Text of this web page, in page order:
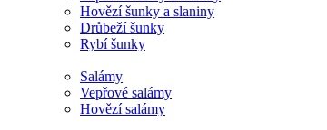
Hovězí šunky a slaniny
Drůbeží šunky
Rybí šunky
Salámy
Vepřové salámy
Hovězí salámy